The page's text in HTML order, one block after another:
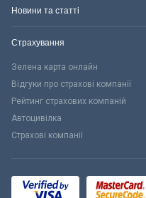
Новини та статті
Страхування
Зелена карта онлайн
Відгуки про страхові компанії
Рейтинг страхових компаній
Автоцивілка
Страхові компанії